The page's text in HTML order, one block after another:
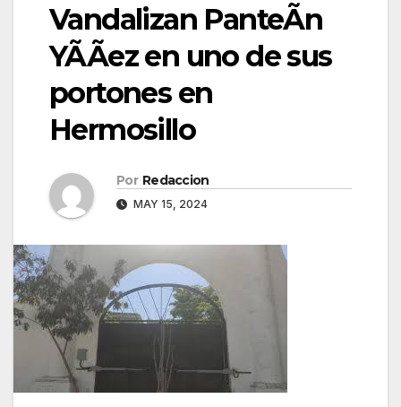
Vandalizan PanteÃn
YÃÃez en uno de sus
portones en
Hermosillo
Por Redaccion
MAY 15, 2024